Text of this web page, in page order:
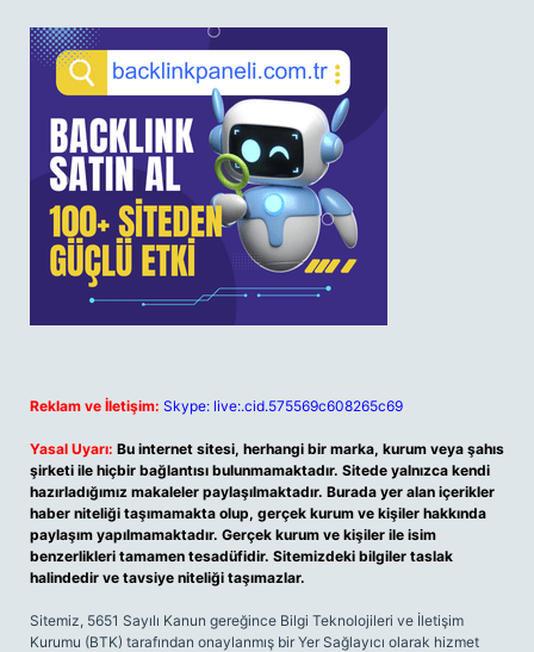
Reklam ve İletişim: Skype: live:.cid.575569c608265c69
Yasal Uyarı: Bu internet sitesi, herhangi bir marka, kurum veya şahıs
şirketi ile hiçbir bağlantısı bulunmamaktadır. Sitede yalnızca kendi
hazırladığımız makaleler paylaşılmaktadır. Burada yer alan içerikler
haber niteliği taşımamakta olup, gerçek kurum ve kişiler hakkında
paylaşım yapılmamaktadır. Gerçek kurum ve kişiler ile isim
benzerlikleri tamamen tesadüfidir. Sitemizdeki bilgiler taslak
halindedir ve tavsiye niteliği taşımazlar.
Sitemiz, 5651 Sayılı Kanun gereğince Bilgi Teknolojileri ve İletişim
Kurumu (BTK) tarafından onaylanmış bir Yer Sağlayıcı olarak hizmet